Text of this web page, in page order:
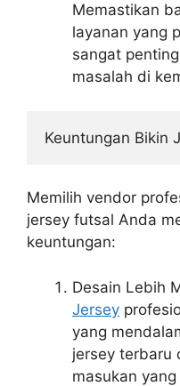
Memastikan
layanan yang
sangat
masalah di
Keuntungan Bikin
Memilih vendor
jersey futsal Anda
keuntungan:
Desain Lebih
Jersey
yang
jersey terbaru
masukan